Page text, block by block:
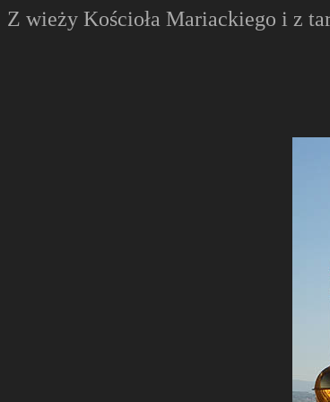
Z wieży Kościoła Mariackiego i z